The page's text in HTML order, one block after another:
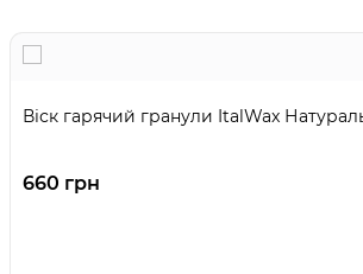
Віск гарячий гранули ItalWax
660 грн